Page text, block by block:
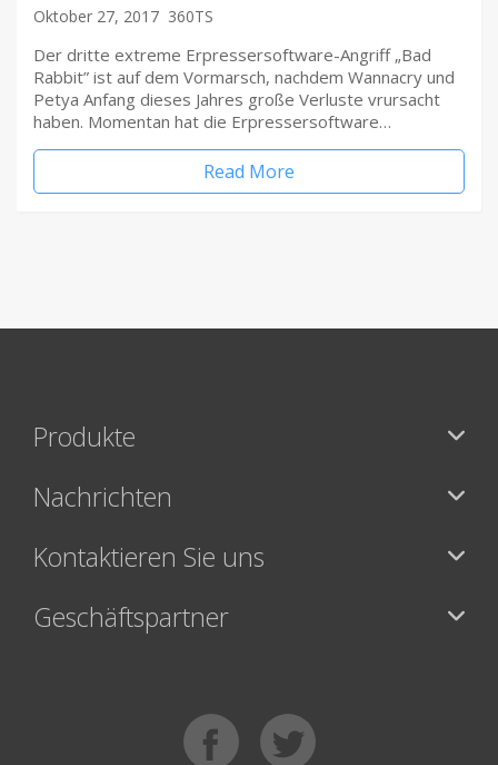
Oktober 27, 2017 360TS
Der dritte extreme Erpressersoftware-Angriff „Bad
Rabbit” ist auf dem Vormarsch, nachdem Wannacry und
Petya Anfang dieses Jahres große Verluste vrursacht
haben. Momentan hat die Erpressersoftware…
Read More
Produkte
Nachrichten
Kontaktieren Sie uns
Geschäftspartner